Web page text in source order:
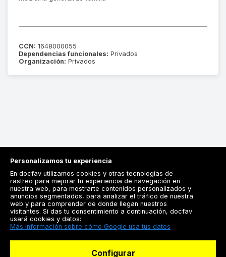
CCN: 1648000055
Dependencias funcionales: Privados
Organización: Privados
Registrarse
Docfav
Personalizamos tu experiencia
En docfav utilizamos cookies y otras tecnologías de
rastreo para mejorar tu experiencia de navegación en
nuestra web, para mostrarte contenidos personalizados y
anuncios segmentados, para analizar el tráfico de nuestra
web y para comprender de donde llegan nuestros
visitantes. Si das tu consentimiento a continuación, docfav
usará cookies y datos:
Más información sobre cómo Google usa tus datos
Configurar